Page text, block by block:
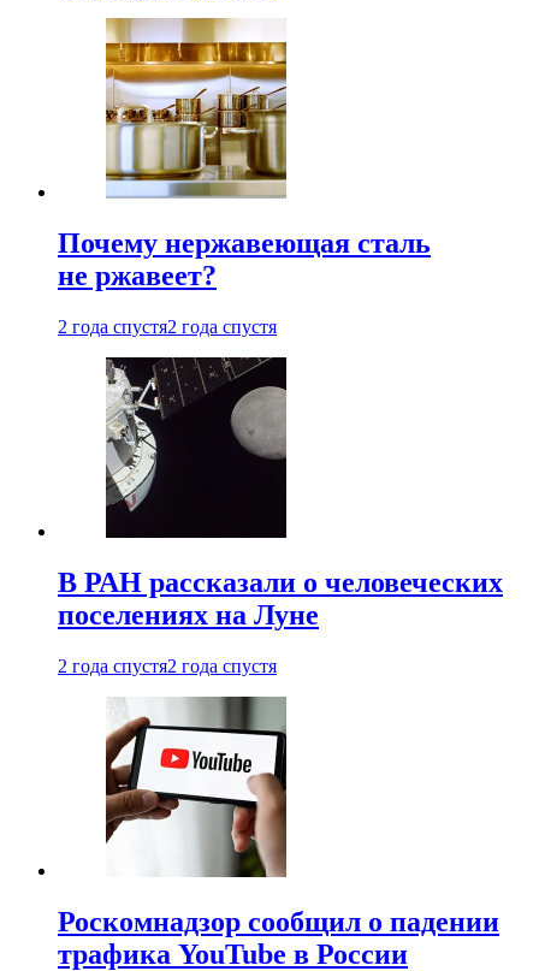
Почему нержавеющая сталь
не ржавеет?
2 года спустя2 года спустя
В РАН рассказали о человеческих
поселениях на Луне
2 года спустя2 года спустя
Роскомнадзор сообщил о падении
трафика YouTube в России